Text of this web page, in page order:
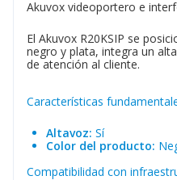
Akuvox videoportero e
El Akuvox R20KSIP se
negro y plata, integra un
de atención al cliente.
Características
Altavoz: Sí
Color del producto:
Compatibilidad con